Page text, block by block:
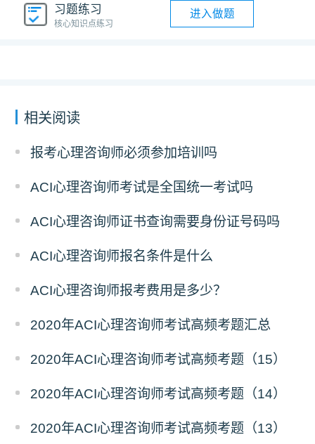
习题练习
核心知识点练习
进入做题
相关阅读
报考心理咨询师必须参加培训吗
ACI心理咨询师考试是全国统一考试吗
ACI心理咨询师证书查询需要身份证号码吗
ACI心理咨询师报名条件是什么
ACI心理咨询师报考费用是多少？
2020年ACI心理咨询师考试高频考题汇总
2020年ACI心理咨询师考试高频考题（15）
2020年ACI心理咨询师考试高频考题（14）
2020年ACI心理咨询师考试高频考题（13）